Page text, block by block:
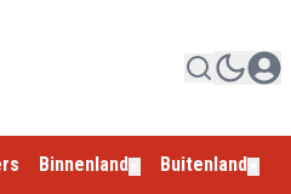
Binnenland Buitenland